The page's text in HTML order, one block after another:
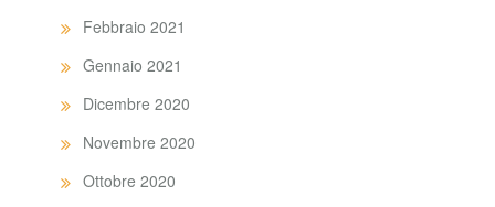
Febbraio 2021
Gennaio 2021
Dicembre 2020
Novembre 2020
Ottobre 2020